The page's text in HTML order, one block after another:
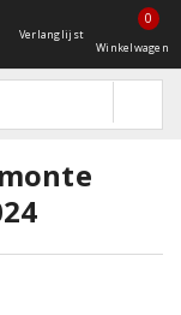
Verlanglijst
0
Winkelwagen